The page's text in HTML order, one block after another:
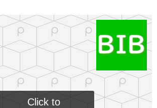
Click to